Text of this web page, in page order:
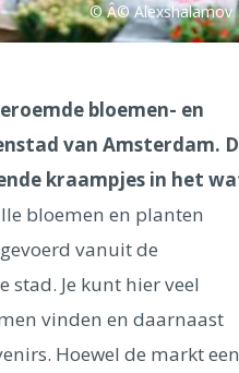
Mechelen
Wenen Budapest
© Â© Alexshalamov
bloemen- en
van Amsterdam.
kraampjes in het
bloemen en planten
vanuit de
Je kunt hier veel
vinden en daarnaast
Hoewel de markt een